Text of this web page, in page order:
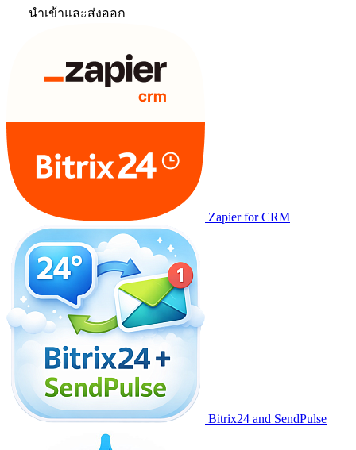
นำเข้าและส่งออก
Zapier for CRM
Bitrix24 and SendPulse